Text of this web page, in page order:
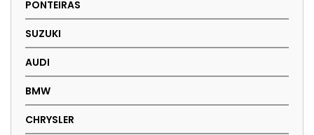
PONTEIRAS
SUZUKI
AUDI
BMW
CHRYSLER